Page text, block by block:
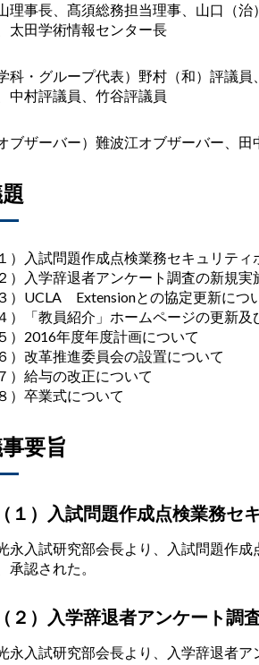
理事長、髙須総務担当理事、山口（
太田学術情報センター長
学科・グループ代表）野村（和）評議
中村評議員、竹谷評議員
オブザーバー）難波江オブザーバー、
１）入試問題作成点検業務セキュリテ
２）入学辞退者アンケート調査の新規実
３）UCLA Extensionとの協定更新につ
４）「教員紹介」ホームページの更新
５）2016年度年度計画について
６）改革推進委員会の設置について
７）給与の改正について
８）卒業式について
要旨
（１）入試問題作成点検業務セ
永入試研究部会長より、入試問題作成
承認された。
（２）入学辞退者アンケート調
永入試研究部会長より、入学辞退者ア